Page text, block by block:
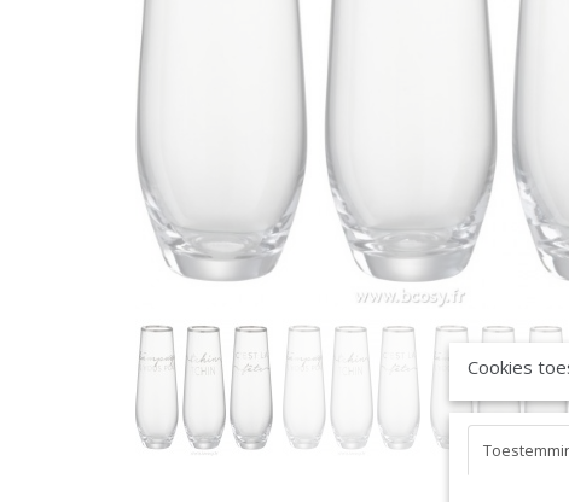
Cookies